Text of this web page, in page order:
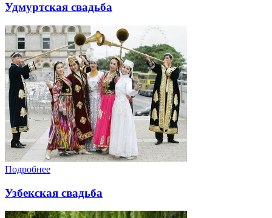
Удмуртская свадьба
Подробнее
Узбекская свадьба